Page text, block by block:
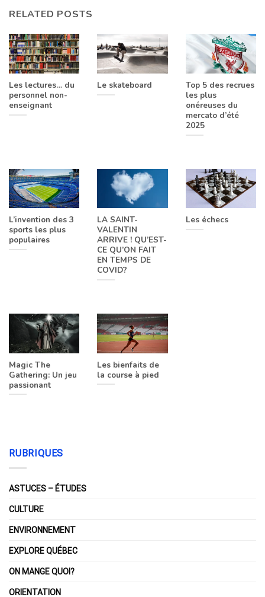
RELATED POSTS
Les lectures… du
personnel non-
enseignant
Le skateboard
Top 5 des recrues
les plus
onéreuses du
mercato d’été
2025
L’invention des 3
sports les plus
populaires
LA SAINT-
VALENTIN
ARRIVE ! QU’EST-
CE QU’ON FAIT
EN TEMPS DE
COVID?
Les échecs
Magic The
Gathering: Un jeu
passionant
Les bienfaits de
la course à pied
RUBRIQUES
ASTUCES – ÉTUDES
CULTURE
ENVIRONNEMENT
EXPLORE QUÉBEC
ON MANGE QUOI?
ORIENTATION